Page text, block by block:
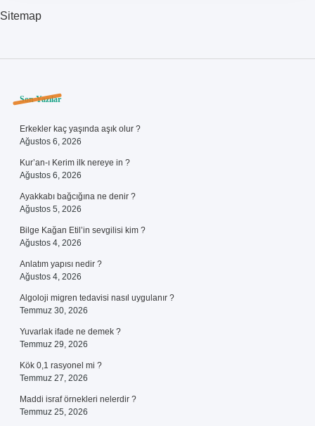
Sitemap
Sidebar
Son Yazılar
Erkekler kaç yaşında aşık olur ?
Ağustos 6, 2026
Kur’an-ı Kerim ilk nereye in ?
Ağustos 6, 2026
Ayakkabı bağcığına ne denir ?
Ağustos 5, 2026
Bilge Kağan Etil’in sevgilisi kim ?
Ağustos 4, 2026
Anlatım yapısı nedir ?
Ağustos 4, 2026
Algoloji migren tedavisi nasıl uygulanır ?
Temmuz 30, 2026
Yuvarlak ifade ne demek ?
Temmuz 29, 2026
Kök 0,1 rasyonel mi ?
Temmuz 27, 2026
Maddi israf örnekleri nelerdir ?
Temmuz 25, 2026